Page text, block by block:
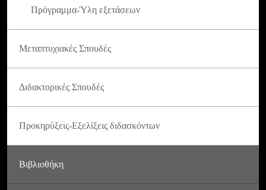
Πρόγραμμα-Ύλη εξετάσεων
Μεταπτυχιακές Σπουδές
Διδακτορικές Σπουδές
Προκηρύξεις-Εξελίξεις διδασκόντων
Βιβλιοθήκη